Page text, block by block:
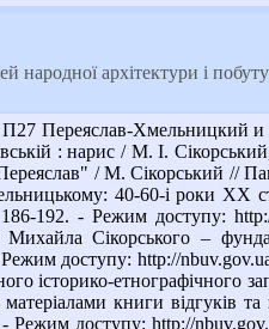
народної архітектури і
Переяслав-Хмельницкий
: нарис / М. І.
/ М. Сікорський //
40-60-і роки ХХ
192. - Режим доступу:
Михайла Сікорського –
доступу: http://
історико-етнографічного
матеріалами книги
доступу: http://